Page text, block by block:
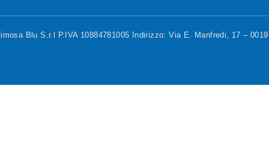
Blu S.r.l P.IVA 10884781005 Indirizzo: Via E. Manfredi, 17 –